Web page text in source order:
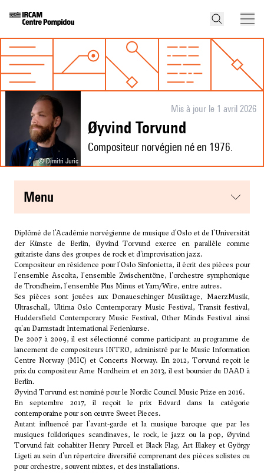
© Dimitri Juric
Mis à jour le 1 avril 2026
Øyvind Torvund
Compositeur norvégien né en 1976.
menu
Diplômé de l'Académie norvégienne de musique d'Oslo et de l'Universität
der Künste de Berlin, Øyvind Torvund exerce en parallèle comme
guitariste dans des groupes de rock et d'improvisation jazz.
Compositeur en résidence pour l'Oslo Sinfonietta, il écrit des pièces pour
l'ensemble Ascolta, l'ensemble Zwischentöne, l'orchestre symphonique
de Trondheim, l'ensemble Plus Minus et Yarn/Wire, entre autres.
Ses pièces sont jouées aux Donaueschinger Musiktage, MaerzMusik,
Ultraschall, Ultima Oslo Contemporary Music Festival, Transit festival,
Huddersfield Contemporary Music Festival, Other Minds Festival ainsi
qu'au Darmstadt International Ferienkurse.
De 2007 à 2009, il est sélectionné comme participant au programme de
lancement de compositeurs INTRO, administré par le Music Information
Centre Norway (MIC) et Concerts Norway. En 2012, Torvund reçoit le
prix du compositeur Arne Nordheim et en 2013, il est boursier du DAAD à
Berlin.
Øyvind Torvund est nominé pour le Nordic Council Music Prize en 2016.
En septembre 2017, il reçoit le prix Edvard dans la catégorie
contemporaine pour son œuvre Sweet Pieces.
Autant influencé par l'avant-garde et la musique baroque que par les
musiques folkloriques scandinaves, le rock, le jazz ou la pop, Øyvind
Torvund fait cohabiter Henry Purcell et Black Flag, Art Blakey et György
Ligeti au sein d'un répertoire diversifié comprenant des pièces solistes ou
pour orchestre, souvent mixtes, et des installations.